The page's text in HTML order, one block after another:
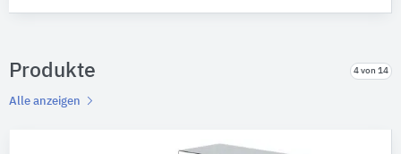
Produkte 4 von 14
Alle anzeigen